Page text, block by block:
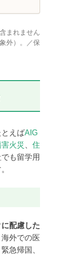
まれません
外）。／保
えばAIG
火災
住
も留学用
配慮した
外での医
急帰国、